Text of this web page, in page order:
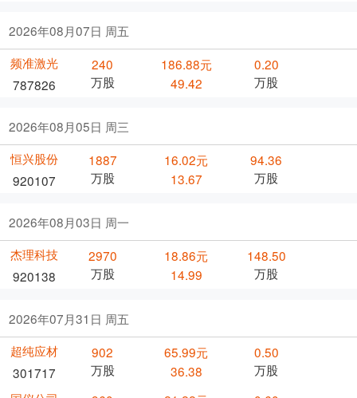
2026年08月07日 周五
频准激光
787826
240
万股
186.88元
49.42
0.20
万股
2026年08月05日 周三
恒兴股份
920107
1887
万股
16.02元
13.67
94.36
万股
2026年08月03日 周一
杰理科技
920138
2970
万股
18.86元
14.99
148.50
万股
2026年07月31日 周五
超纯应材
301717
902
万股
65.99元
36.38
0.50
万股